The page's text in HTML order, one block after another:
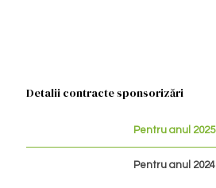
Detalii contracte sponsorizări
Pentru anul 2025
Pentru anul 2024